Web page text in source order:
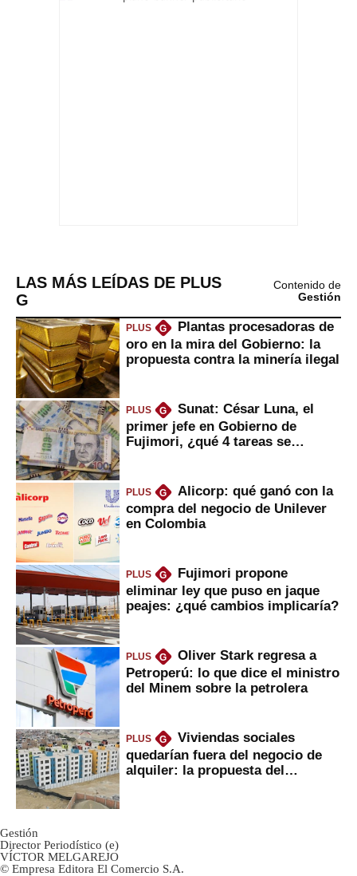
LAS MÁS LEÍDAS DE PLUS
G
Contenido de
Gestión
PLUS G
Plantas procesadoras de
oro en la mira del Gobierno: la
propuesta contra la minería ilegal
PLUS G
Sunat: César Luna, el
primer jefe en Gobierno de
Fujimori, ¿qué 4 tareas se
PLUS G
Alicorp: qué ganó con la
compra del negocio de Unilever
en Colombia
PLUS G
Fujimori propone
eliminar ley que puso en jaque
peajes: ¿qué cambios implicaría?
PLUS G
Oliver Stark regresa a
Petroperú: lo que dice el ministro
del Minem sobre la petrolera
PLUS G
Viviendas sociales
quedarían fuera del negocio de
alquiler: la propuesta del
Gestión
Director Periodístico (e)
VÍCTOR MELGAREJO
© Empresa Editora El Comercio S.A.